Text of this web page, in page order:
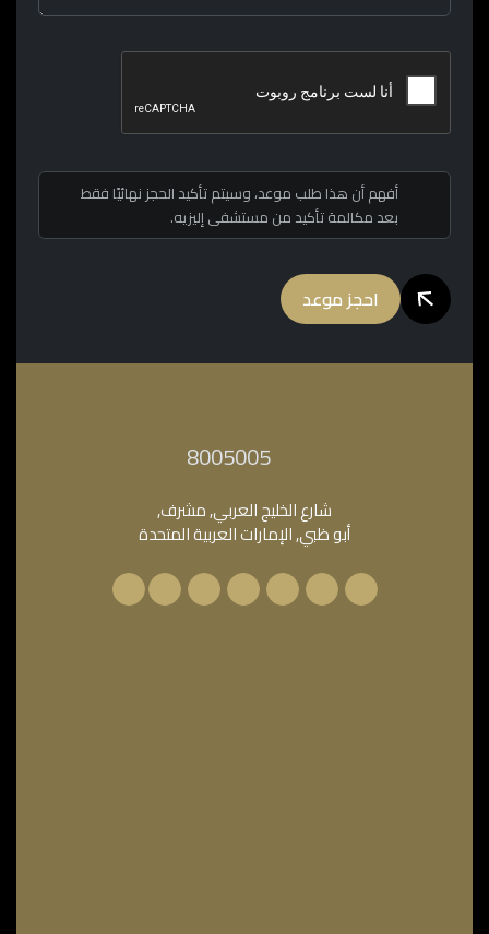
أفهم أن هذا طلب موعد، وسيتم تأكيد الحجز نهائيًا فقط
بعد مكالمة تأكيد من مستشفى إليزيه.
احجز موعد
شارع الخليج العربي, مشرف,
أبو ظبي, الإمارات العربية المتحدة